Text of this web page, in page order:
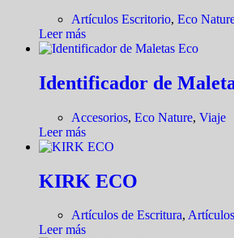
Artículos Escritorio, Eco
Leer más
Identificador de
Accesorios, Eco Nature, Viaje
Leer más
KIRK ECO
Artículos de Escritura,
Leer más